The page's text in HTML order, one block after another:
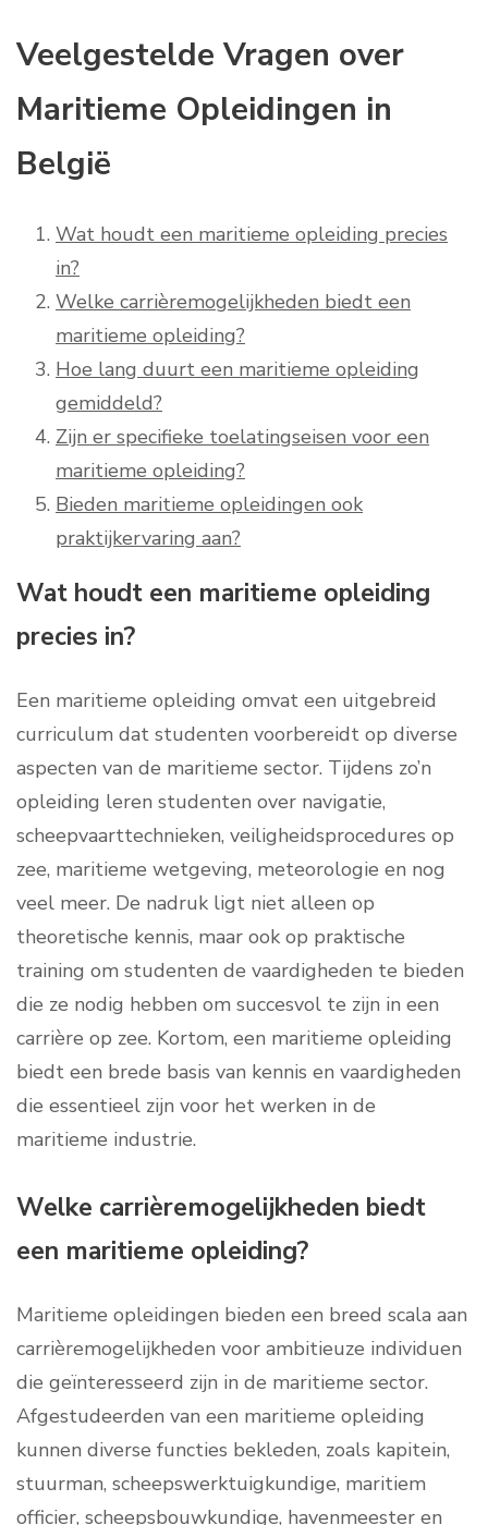
Veelgestelde Vragen over
Maritieme Opleidingen in
België
Wat houdt een maritieme opleiding precies
in?
Welke carrièremogelijkheden biedt een
maritieme opleiding?
Hoe lang duurt een maritieme opleiding
gemiddeld?
Zijn er specifieke toelatingseisen voor een
maritieme opleiding?
Bieden maritieme opleidingen ook
praktijkervaring aan?
Wat houdt een maritieme opleiding
precies in?
Een maritieme opleiding omvat een uitgebreid
curriculum dat studenten voorbereidt op diverse
aspecten van de maritieme sector. Tijdens zo’n
opleiding leren studenten over navigatie,
scheepvaarttechnieken, veiligheidsprocedures op
zee, maritieme wetgeving, meteorologie en nog
veel meer. De nadruk ligt niet alleen op
theoretische kennis, maar ook op praktische
training om studenten de vaardigheden te bieden
die ze nodig hebben om succesvol te zijn in een
carrière op zee. Kortom, een maritieme opleiding
biedt een brede basis van kennis en vaardigheden
die essentieel zijn voor het werken in de
maritieme industrie.
Welke carrièremogelijkheden biedt
een maritieme opleiding?
Maritieme opleidingen bieden een breed scala aan
carrièremogelijkheden voor ambitieuze individuen
die geïnteresseerd zijn in de maritieme sector.
Afgestudeerden van een maritieme opleiding
kunnen diverse functies bekleden, zoals kapitein,
stuurman, scheepswerktuigkundige, maritiem
officier, scheepsbouwkundige, havenmeester en